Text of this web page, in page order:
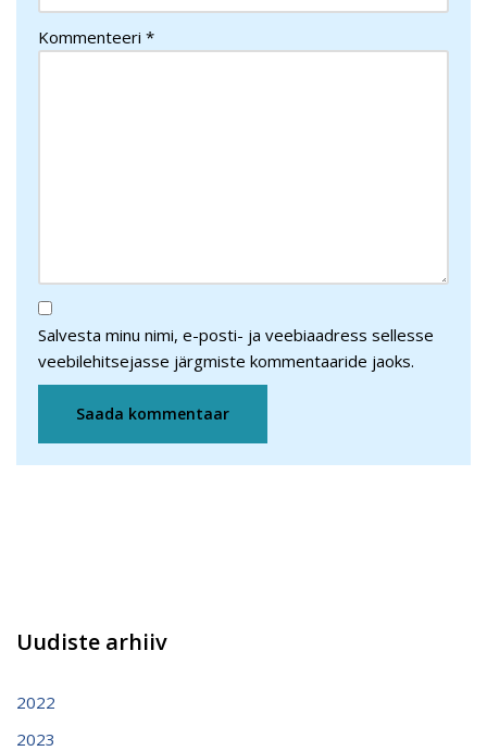
Kommenteeri *
Salvesta minu nimi, e-posti- ja veebiaadress sellesse
veebilehitsejasse järgmiste kommentaaride jaoks.
Uudiste arhiiv
2022
2023